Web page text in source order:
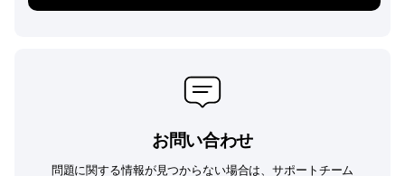
お問い合わせ
問題に関する情報が見つからない場合は、サポートチーム